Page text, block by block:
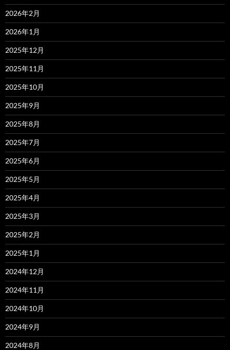
2026年2月
2026年1月
2025年12月
2025年11月
2025年10月
2025年9月
2025年8月
2025年7月
2025年6月
2025年5月
2025年4月
2025年3月
2025年2月
2025年1月
2024年12月
2024年11月
2024年10月
2024年9月
2024年8月